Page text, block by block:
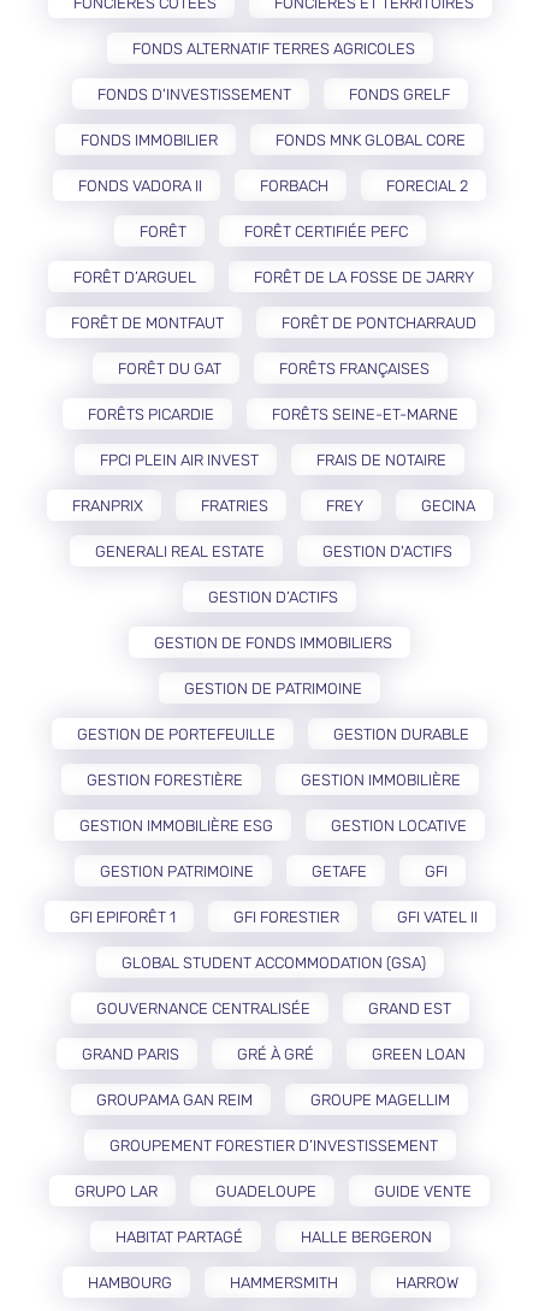
FONDS ALTERNATIF TERRES AGRICOLES
FONDS D'INVESTISSEMENT FONDS GRELF
FONDS IMMOBILIER FONDS MNK GLOBAL CORE
FONDS VADORA II FORBACH FORECIAL 2
FORÊT FORÊT CERTIFIÉE PEFC
FORÊT D’ARGUEL FORÊT DE LA FOSSE DE JARRY
FORÊT DE MONTFAUT FORÊT DE PONTCHARRAUD
FORÊT DU GAT FORÊTS FRANÇAISES
FORÊTS PICARDIE FORÊTS SEINE-ET-MARNE
FPCI PLEIN AIR INVEST FRAIS DE NOTAIRE
FRANPRIX FRATRIES FREY GECINA
GENERALI REAL ESTATE GESTION D'ACTIFS
GESTION D’ACTIFS
GESTION DE FONDS IMMOBILIERS
GESTION DE PATRIMOINE
GESTION DE PORTEFEUILLE GESTION DURABLE
GESTION FORESTIÈRE GESTION IMMOBILIÈRE
GESTION IMMOBILIÈRE ESG GESTION LOCATIVE
GESTION PATRIMOINE GETAFE GFI
GFI EPIFORÊT 1 GFI FORESTIER GFI VATEL II
GLOBAL STUDENT ACCOMMODATION (GSA)
GOUVERNANCE CENTRALISÉE GRAND EST
GRAND PARIS GRÉ À GRÉ GREEN LOAN
GROUPAMA GAN REIM GROUPE MAGELLIM
GROUPEMENT FORESTIER D’INVESTISSEMENT
GRUPO LAR GUADELOUPE GUIDE VENTE
HABITAT PARTAGÉ HALLE BERGERON
HAMBOURG HAMMERSMITH HARROW